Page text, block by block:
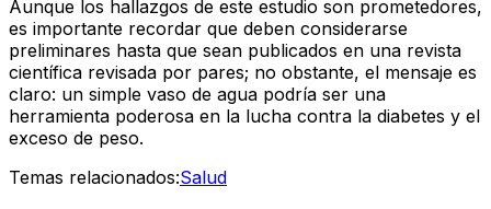
Aunque los hallazgos de este estudio son prometedores,
es importante recordar que deben considerarse
preliminares hasta que sean publicados en una revista
científica revisada por pares; no obstante, el mensaje es
claro: un simple vaso de agua podría ser una
herramienta poderosa en la lucha contra la diabetes y el
exceso de peso.
Temas relacionados:Salud